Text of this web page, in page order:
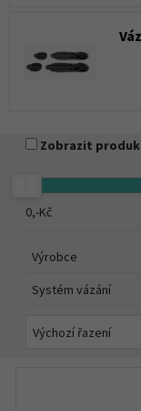
Zobrazit
0,-Kč
Výrobce
Systém vázání